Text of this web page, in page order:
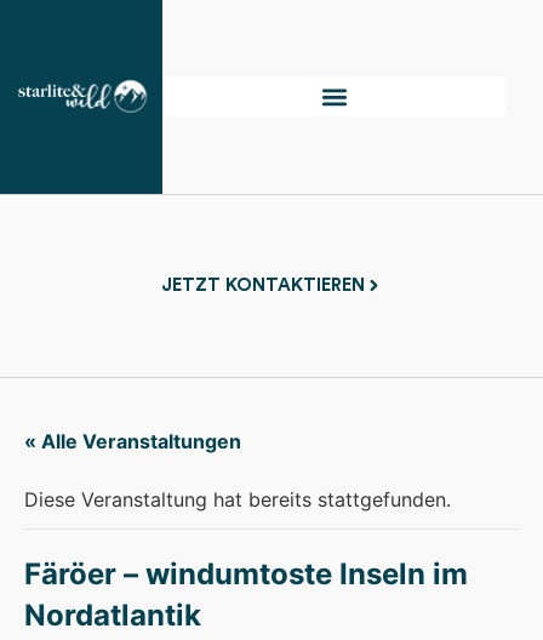
JETZT KONTAKTIEREN
« Alle Veranstaltungen
Diese Veranstaltung hat bereits stattgefunden.
Färöer – windumtoste Inseln im
Nordatlantik